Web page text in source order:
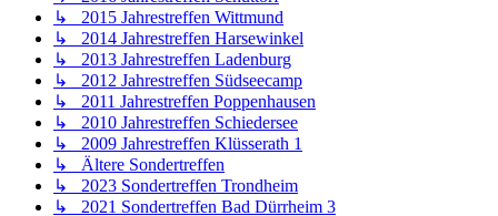
↳ 2015 Jahrestreffen Wittmund
↳ 2014 Jahrestreffen Harsewinkel
↳ 2013 Jahrestreffen Ladenburg
↳ 2012 Jahrestreffen Südseecamp
↳ 2011 Jahrestreffen Poppenhausen
↳ 2010 Jahrestreffen Schiedersee
↳ 2009 Jahrestreffen Klüsserath 1
↳ Ältere Sondertreffen
↳ 2023 Sondertreffen Trondheim
↳ 2021 Sondertreffen Bad Dürrheim 3